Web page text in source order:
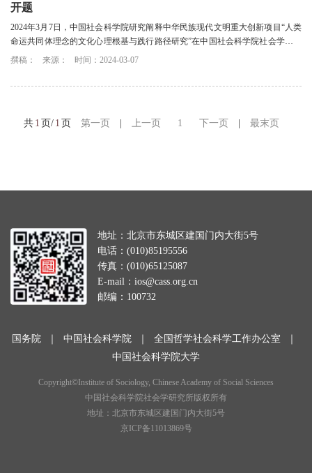
开题
2024年3月7日，中国社会科学院研究阐释中华民族现代文明重大创新项目“人类
命运共同体理念的文化心理根基与践行路径研究”在中国社会科学院社会学研究
所（简称“社会学所”）举行开题会。
撰稿： 来源： 时间：2024-03-07
共 1 页/ 1 页 第一页 | 上一页 1 下一页 | 最末页
地址：北京市东城区建国门内大街5号
电话：(010)85195556
传真：(010)65125087
E-mail：ios@cass.org.cn
邮编：100732
国务院 ｜ 中国社会科学院 ｜ 全国哲学社会科学工作办公室
｜
中国社会科学院大学
Copyright©Institute of Sociology, Chinese Academy of Social Sciences
中国社会科学院社会学研究所版权所有
地址：北京市东城区建国门内大街5号
京ICP备11013869号